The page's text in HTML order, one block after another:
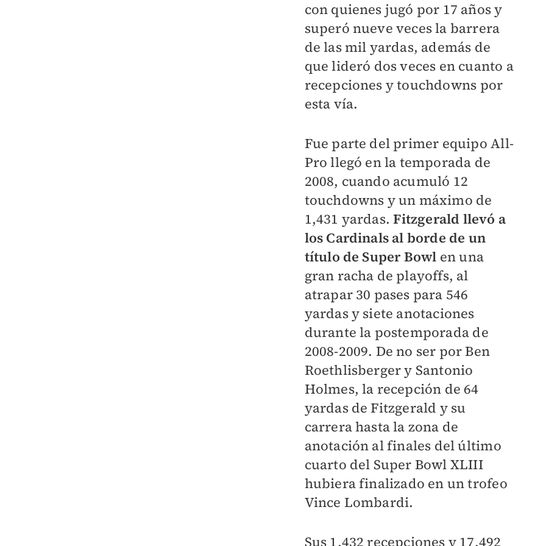
con quienes jugó por 17 años y
superó nueve veces la barrera
de las mil yardas, además de
que lideró dos veces en cuanto a
recepciones y touchdowns por
esta vía.
Fue parte del primer equipo All-
Pro llegó en la temporada de
2008, cuando acumuló 12
touchdowns y un máximo de
1,431 yardas.Fitzgerald llevó a
los Cardinals al borde de un
título de Super Bowl en una
gran racha de playoffs, al
atrapar 30 pases para 546
yardas y siete anotaciones
durante la postemporada de
2008-2009. De no ser por Ben
Roethlisberger y Santonio
Holmes, la recepción de 64
yardas de Fitzgerald y su
carrera hasta la zona de
anotación al finales del último
cuarto del Super Bowl XLIII
hubiera finalizado en un trofeo
Vince Lombardi.
Sus 1,432 recepciones y 17,492